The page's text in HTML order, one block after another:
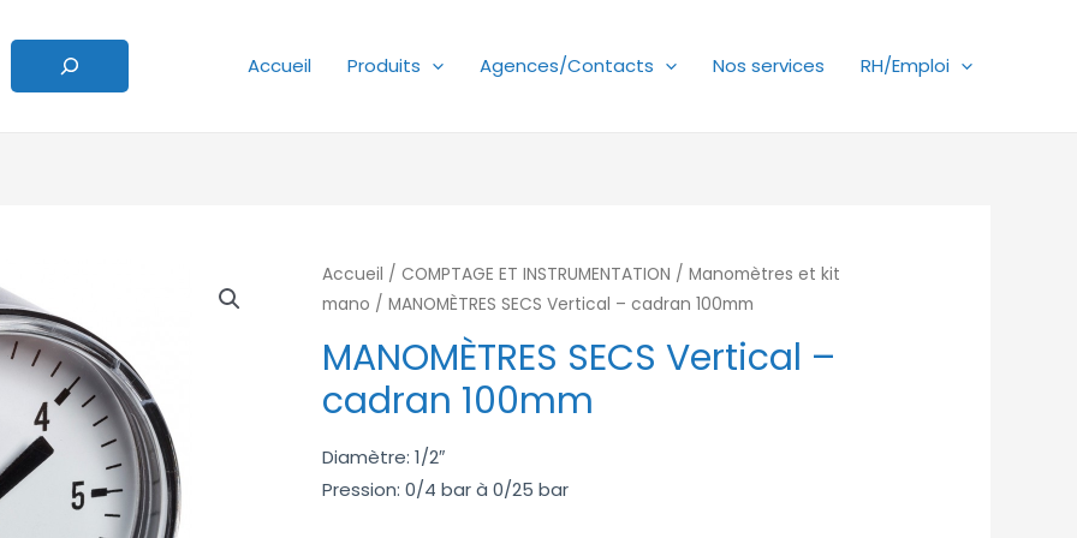
Accueil
Produits Agences/Contacts Nos services RH/Emploi
Accueil /COMPTAGE ET INSTRUMENTATION /Manomètres et kit
mano / MANOMÈTRES SECS Vertical – cadran 100mm
MANOMÈTRES SECS Vertical –
cadran 100mm
Diamètre: 1/2″
Pression: 0/4 bar à 0/25 bar